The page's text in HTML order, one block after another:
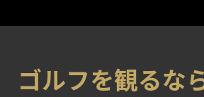
ゴルフを観るな